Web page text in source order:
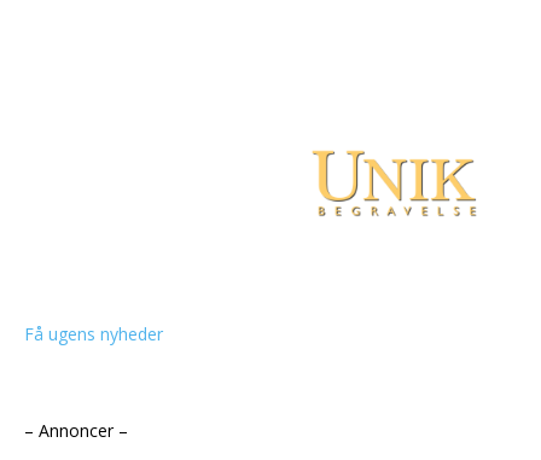
Få ugens nyheder
– Annoncer –